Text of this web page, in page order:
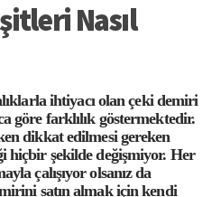
Nasıl
ihtiyacı olan çeki demiri
göre farklılık göstermektedir.
dikkat edilmesi gereken
hiçbir şekilde değişmiyor. Her
çalışıyor olsanız da
satın almak için kendi